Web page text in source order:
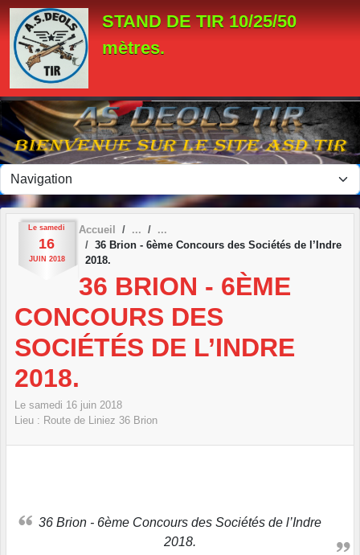
STAND DE TIR 10/25/50
mètres.
Le samedi
16
JUIN 2018
Accueil
36 Brion - 6ème Concours des Sociétés de l’Indre
2018.
36 BRION - 6ÈME
CONCOURS DES
SOCIÉTÉS DE L’INDRE
2018.
Le samedi 16 juin 2018
Lieu : Route de Liniez 36 Brion
36 Brion - 6ème Concours des Sociétés de l’Indre
2018.
Panneau de gestion des cookies